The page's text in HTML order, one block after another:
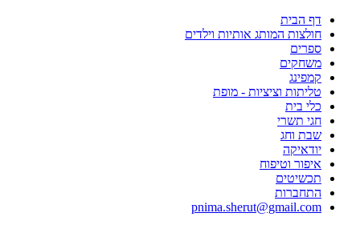
דף הבית
חולצות המותג אותיות וילדים
ספרים
משחקים
קמפינג
טליתות וציציות - מופת
כלי בית
חגי תשרי
שבת וחג
יודאיקה
איפור וטיפוח
תכשיטים
התחברות
pnima.sherut@gmail.com